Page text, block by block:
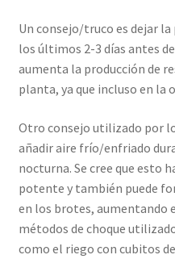
Un consejo/truco es dejar
los últimos 2-3 días antes
aumenta la producción de
planta, ya que incluso en la
Otro consejo utilizado por
añadir aire frío/enfriado
nocturna. Se cree que esto
potente y también puede
en los brotes, aumentando
métodos de choque
como el riego con cubitos